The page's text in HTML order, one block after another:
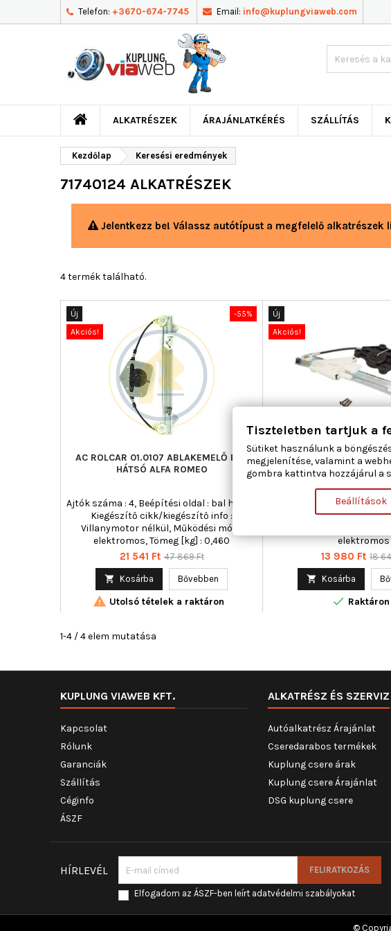
Telefon: +3670-674-7745 Email: info@kuplungviaweb.com
ALKATRÉSZEK ÁRAJÁNLATKÉRÉS SZÁLLÍTÁS
Kezdőlap Keresési eredmények
71740124 ALKATRÉSZEK
Jelentkezz be! Válassz autótípust a megfelelő alkatrészek
4 termék található.
-55%
Új
Akciós!
AC ROLCAR 01.0107 ABLAKEMELŐ BAL
HÁTSÓ ALFA ROMEO
Ajtók száma : 4, Beépítési oldal : bal hátsó,
Kiegészítő cikk/kiegészítő info :
Villanymotor nélkül, Működési mód :
elektromos, Tömeg [kg] : 0,460
Ár
21 541 Ft Normál
47 869 Ft
 Kosárba Bővebben
 Utolsó tételek a raktáron
Új
Akciós!
MAXGEAR 50-0193
HÁTSÓ ALFA
Ajtók száma : 5, Beépítési
Kiegészítő cikk/
elektromos
Ár
13 980 Ft 18
 Kosárba
 Raktáron
1-4 / 4 elem mutatása
KUPLUNG VIAWEB KFT.
Kapcsolat
Rólunk
Garanciák
Szállítás
Céginfo
ÁSZF
ALKATRÉSZ ÉS SZERVIZ
Autóalkatrész Árajánlat
Cseredarabos termékek
Kuplung csere árak
Kuplung csere Árajánlat
DSG kuplung csere
HÍRLEVÉL
Elfogadom az ÁSZF-ben leírt adatvédelmi szabályokat
©
Tiszteletben tartjuk a
Sütiket használunk a
megjelenítése, valamint a
gombra kattintva hozzájárul a
Beállítások